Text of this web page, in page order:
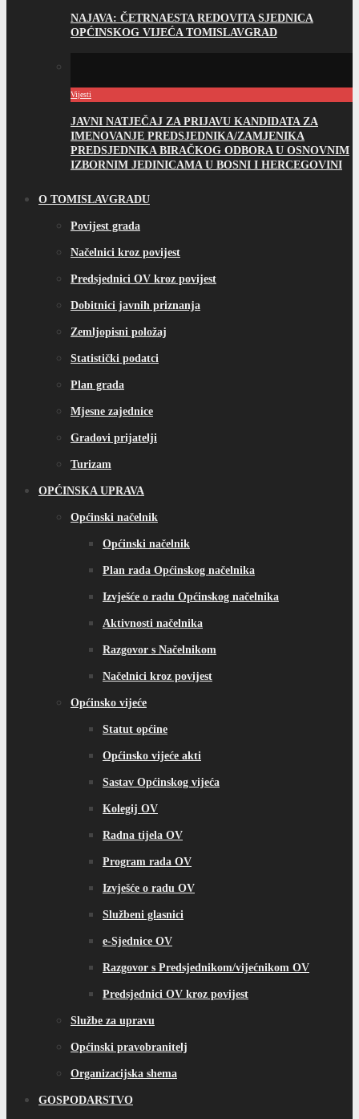
NAJAVA: ČETRNAESTA REDOVITA SJEDNICA
OPĆINSKOG VIJEĆA TOMISLAVGRAD
Vijesti
JAVNI NATJEČAJ ZA PRIJAVU KANDIDATA ZA
IMENOVANJE PREDSJEDNIKA/ZAMJENIKA
PREDSJEDNIKA BIRAČKOG ODBORA U OSNOVNIM
IZBORNIM JEDINICAMA U BOSNI I HERCEGOVINI
O TOMISLAVGRADU
Povijest grada
Načelnici kroz povijest
Predsjednici OV kroz povijest
Dobitnici javnih priznanja
Zemljopisni položaj
Statistički podatci
Plan grada
Mjesne zajednice
Gradovi prijatelji
Turizam
OPĆINSKA UPRAVA
Općinski načelnik
Općinski načelnik
Plan rada Općinskog načelnika
Izvješće o radu Općinskog načelnika
Aktivnosti načelnika
Razgovor s Načelnikom
Načelnici kroz povijest
Općinsko vijeće
Statut općine
Općinsko vijeće akti
Sastav Općinskog vijeća
Kolegij OV
Radna tijela OV
Program rada OV
Izvješće o radu OV
Službeni glasnici
e-Sjednice OV
Razgovor s Predsjednikom/vijećnikom OV
Predsjednici OV kroz povijest
Službe za upravu
Općinski pravobranitelj
Organizacijska shema
GOSPODARSTVO